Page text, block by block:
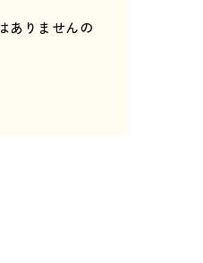
ありませんの